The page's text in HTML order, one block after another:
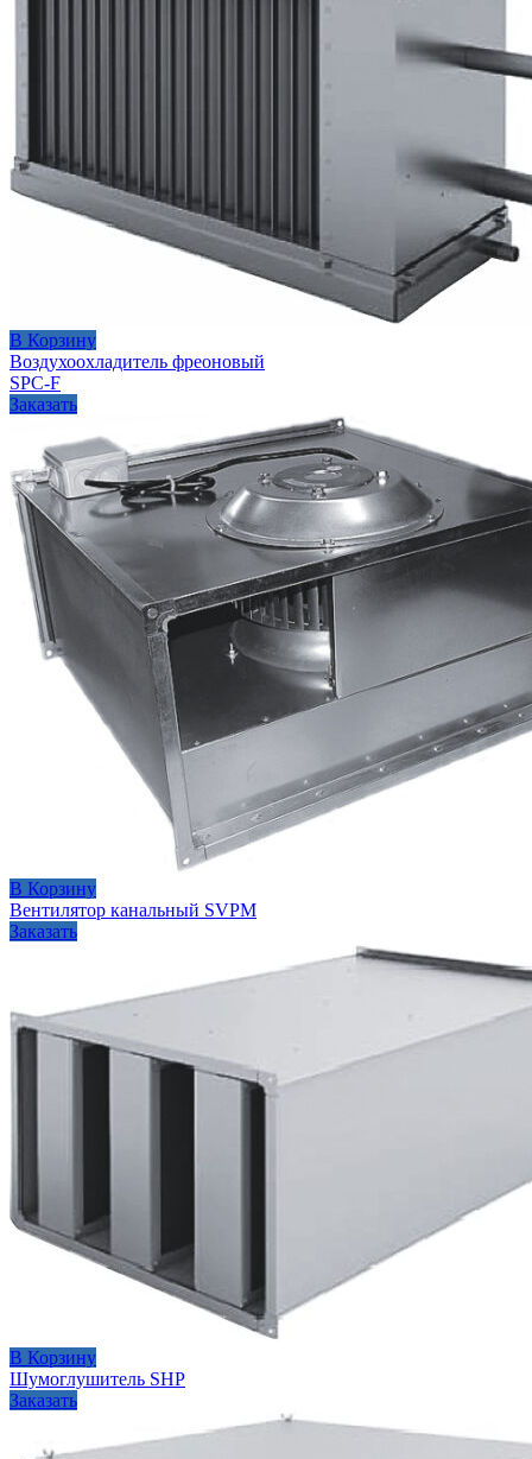
В Корзину
Воздухоохладитель фреоновый
SPC-F
Заказать
В Корзину
Вентилятор канальный SVPM
Заказать
В Корзину
Шумоглушитель SHP
Заказать